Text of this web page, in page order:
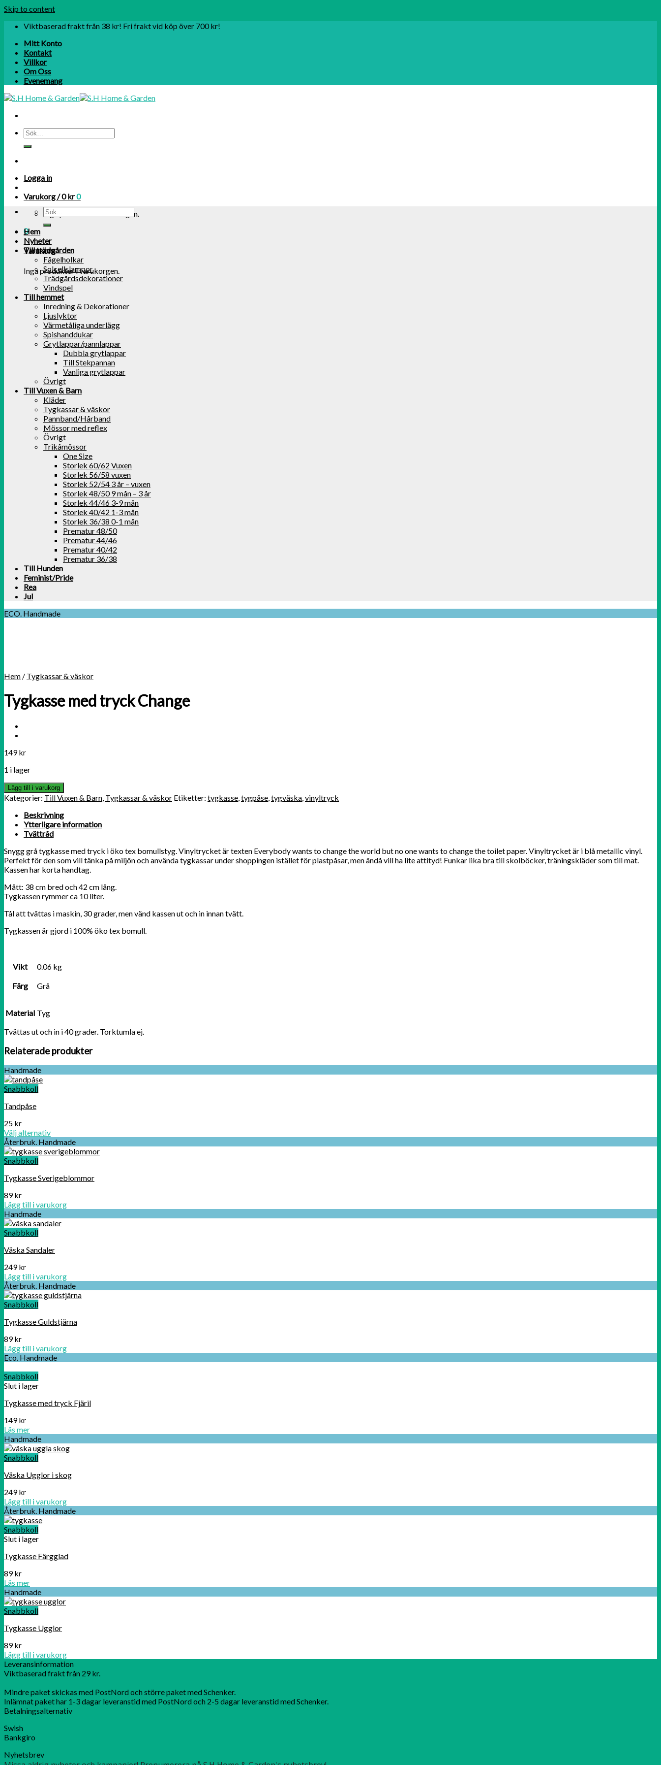
Skip to content
Viktbaserad frakt från 38 kr! Fri frakt vid köp över 700 kr!
Mitt Konto
Kontakt
Villkor
Om Oss
Evenemang
Logga in
Varukorg /0kr0
Inga produkter i varukorgen.
0
Varukorg
Inga produkter i varukorgen.
Hem
Nyheter
Till trädgården
Fågelholkar
Solcellslampor
Trädgårdsdekorationer
Vindspel
Till hemmet
Inredning & Dekorationer
Ljuslyktor
Värmetåliga underlägg
Spishanddukar
Grytlappar/pannlappar
Dubbla grytlappar
Till Stekpannan
Vanliga grytlappar
Övrigt
Till Vuxen & Barn
Kläder
Tygkassar & väskor
Pannband/Hårband
Mössor med reflex
Övrigt
Trikåmössor
One Size
Storlek 60/62 Vuxen
Storlek 56/58 vuxen
Storlek 52/54 3 år – vuxen
Storlek 48/50 9 mån – 3 år
Storlek 44/46 3-9 mån
Storlek 40/42 1-3 mån
Storlek 36/38 0-1 mån
Prematur 48/50
Prematur 44/46
Prematur 40/42
Prematur 36/38
Till Hunden
Feminist/Pride
Rea
Jul
ECO. Handmade
Hem / Tygkassar & väskor
Tygkasse med tryck Change
149kr
1 i lager
Lägg till i varukorg
Kategorier: Till Vuxen & Barn, Tygkassar & väskor Etiketter: tygkasse,tygpåse,tygväska,vinyltryck
Beskrivning
Ytterligare information
Tvättråd
Snygg grå tygkasse med tryck i öko tex bomullstyg. Vinyltrycket är texten Everybody wants to change the world but no one wants to change the toilet paper. Vinyltrycket är i blå metallic vinyl.
Perfekt för den som vill tänka på miljön och använda tygkassar under shoppingen istället för plastpåsar, men ändå vill ha lite attityd! Funkar lika bra till skolböcker, träningskläder som till mat.
Kassen har korta handtag.
Mått: 38 cm bred och 42 cm lång.
Tygkassen rymmer ca 10 liter.
Tål att tvättas i maskin, 30 grader, men vänd kassen ut och in innan tvätt.
Tygkassen är gjord i 100% öko tex bomull.
Vikt 0.06 kg
Färg Grå
Material Tyg
Tvättas ut och in i 40 grader. Torktumla ej.
Relaterade produkter
Handmade
Snabbkoll
Tandpåse
25 kr
Välj alternativ
Återbruk. Handmade
Snabbkoll
Tygkasse Sverigeblommor
89kr
Lägg till i varukorg
Handmade
Snabbkoll
Väska Sandaler
249kr
Lägg till i varukorg
Återbruk. Handmade
Snabbkoll
Tygkasse Guldstjärna
89kr
Lägg till i varukorg
Eco. Handmade
Snabbkoll
Slut i lager
Tygkasse med tryck Fjäril
149kr
Läs mer
Handmade
Snabbkoll
Väska Ugglor i skog
249kr
Lägg till i varukorg
Återbruk. Handmade
Snabbkoll
Slut i lager
Tygkasse Färgglad
89kr
Läs mer
Handmade
Snabbkoll
Tygkasse Ugglor
89kr
Lägg till i varukorg
Leveransinformation
Viktbaserad frakt från 29 kr.
Mindre paket skickas med PostNord och större paket med Schenker.
Inlämnat paket har 1-3 dagar leveranstid med PostNord och 2-5 dagar leveranstid med Schenker.
Betalningsalternativ
Swish
Bankgiro
Nyhetsbrev